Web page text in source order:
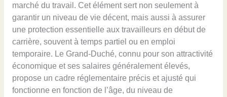
marché du travail. Cet élément sert non seulement à
garantir un niveau de vie décent, mais aussi à assurer
une protection essentielle aux travailleurs en début de
carrière, souvent à temps partiel ou en emploi
temporaire. Le Grand-Duché, connu pour son attractivité
économique et ses salaires généralement élevés,
propose un cadre réglementaire précis et ajusté qui
fonctionne en fonction de l’âge, du niveau de